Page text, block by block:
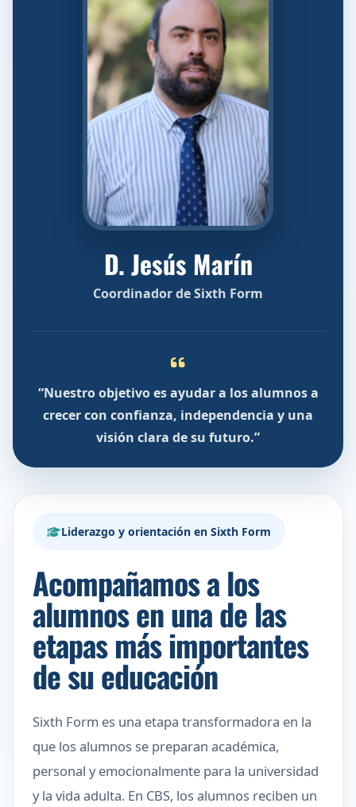
D. Jesús Marín
Coordinador de Sixth Form
“Nuestro objetivo es ayudar a los alumnos a
crecer con confianza, independencia y una
visión clara de su futuro.”
Liderazgo y orientación en Sixth Form
Acompañamos a los
alumnos en una de las
etapas más importantes
de su educación
Sixth Form es una etapa transformadora en la
que los alumnos se preparan académica,
personal y emocionalmente para la universidad
y la vida adulta. En CBS, los alumnos reciben un